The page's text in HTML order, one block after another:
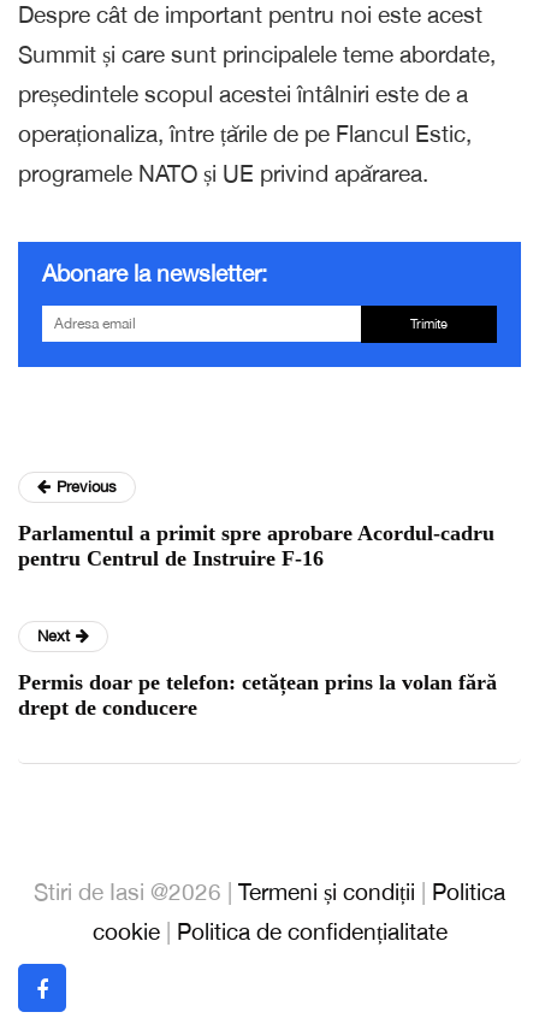
Despre cât de important pentru noi este acest
Summit și care sunt principalele teme abordate,
președintele scopul acestei întâlniri este de a
operaționaliza, între țările de pe Flancul Estic,
programele NATO și UE privind apărarea.
Abonare la newsletter:
Trimite
Previous
Parlamentul a primit spre aprobare Acordul-cadru
pentru Centrul de Instruire F-16
Next
Permis doar pe telefon: cetățean prins la volan fără
drept de conducere
Stiri de Iasi @2026 | Termeni și condiții
Politica
cookie| Politica de confidențialitate